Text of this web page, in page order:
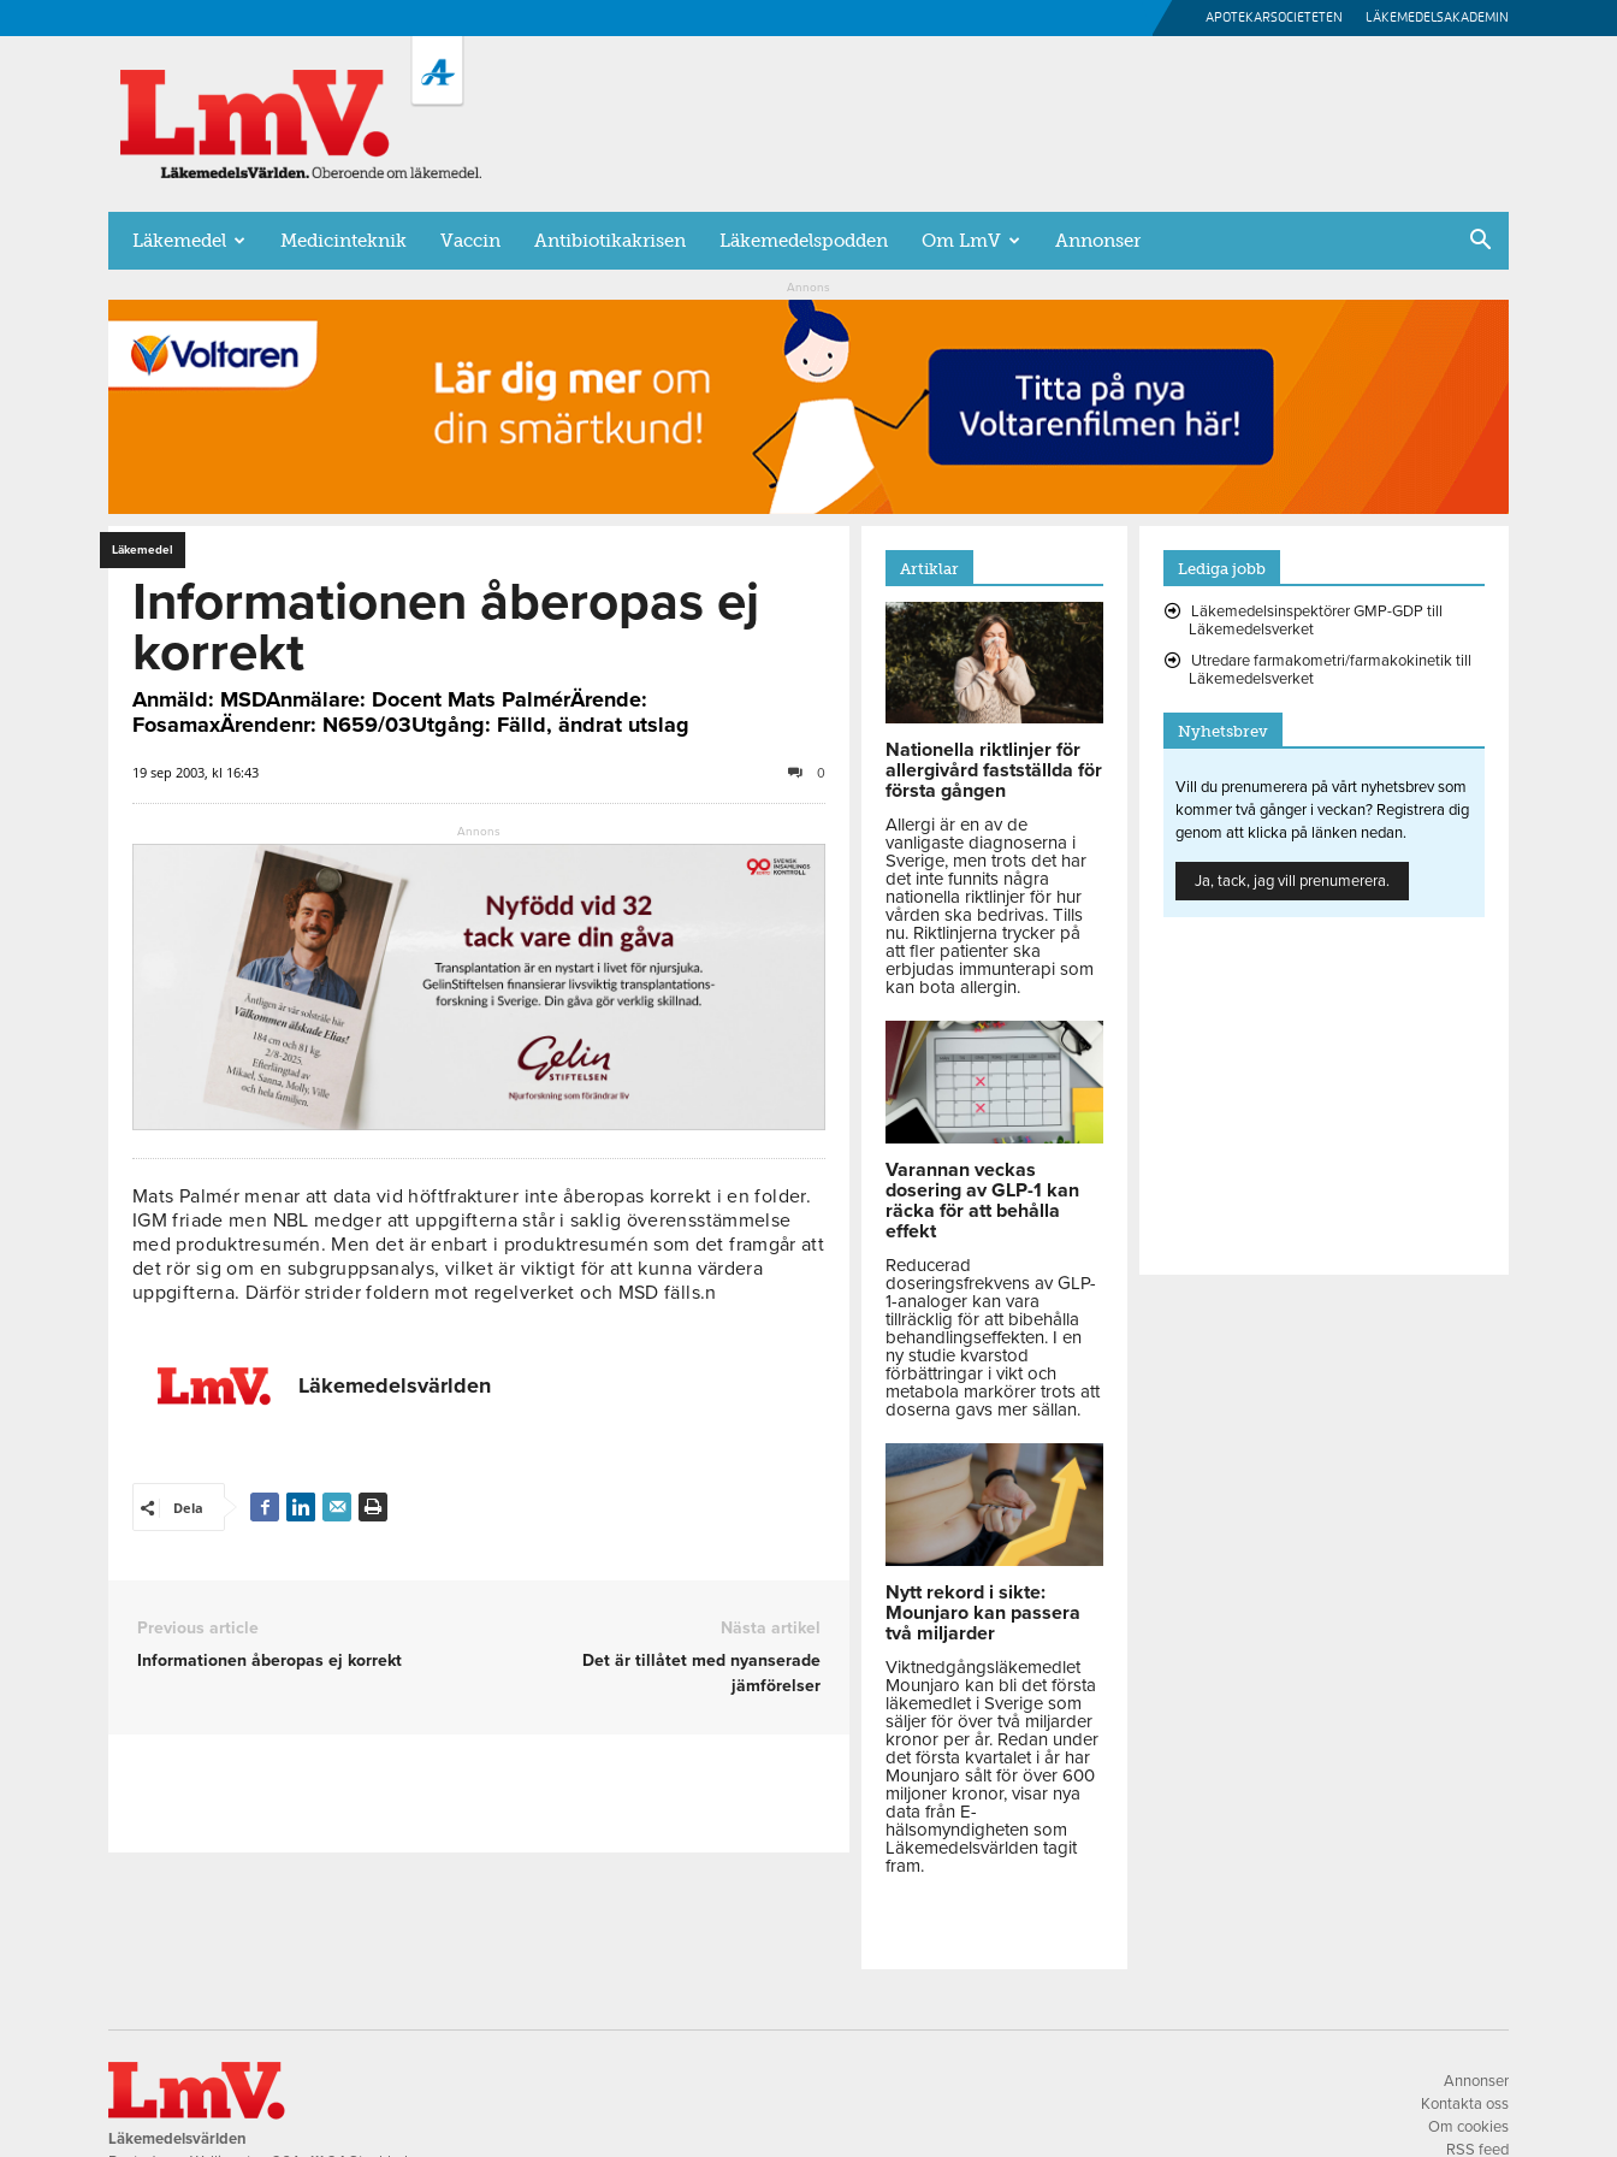
APOTEKARSOCIETETEN LÄKEMEDELSAKADEMIN
LäkemedelsVärlden
Läkemedel Medicinteknik Vaccin Antibiotikakrisen Läkemedelspodden Om LmV Annonser
Annons
Läkemedel
Informationen åberopas ej
korrekt
Anmäld: MSDAnmälare: Docent Mats PalmérÄrende:
FosamaxÄrendenr: N659/03Utgång: Fälld, ändrat utslag
19 sep 2003, kl 16:43 0
Annons
Mats Palmér menar att data vid höftfrakturer inte åberopas korrekt i en folder.
IGM friade men NBL medger att uppgifterna står i saklig överensstämmelse
med produktresumén. Men det är enbart i produktresumén som det framgår att
det rör sig om en subgruppsanalys, vilket är viktigt för att kunna värdera
uppgifterna. Därför strider foldern mot regelverket och MSD fälls.n
Läkemedelsvärlden
Dela
Previous article
Informationen åberopas ej korrekt
Nästa artikel
Det är tillåtet med nyanserade
jämförelser
Artiklar
Nationella riktlinjer för
allergivård fastställda för
första gången
Allergi är en av de
vanligaste diagnoserna i
Sverige, men trots det har
det inte funnits några
nationella riktlinjer för hur
vården ska bedrivas. Tills
nu. Riktlinjerna trycker på
att fler patienter ska
erbjudas immunterapi som
kan bota allergin.
Varannan veckas
dosering av GLP-1 kan
räcka för att behålla
effekt
Reducerad
doseringsfrekvens av GLP-
1-analoger kan vara
tillräcklig för att bibehålla
behandlingseffekten. I en
ny studie kvarstod
förbättringar i vikt och
metabola markörer trots att
doserna gavs mer sällan.
Nytt rekord i sikte:
Mounjaro kan passera
två miljarder
Viktnedgångsläkemedlet
Mounjaro kan bli det första
läkemedlet i Sverige som
säljer för över två miljarder
kronor per år. Redan under
det första kvartalet i år har
Mounjaro sålt för över 600
miljoner kronor, visar nya
data från E-
hälsomyndigheten som
Läkemedelsvärlden tagit
fram.
Lediga jobb
Läkemedelsinspektörer GMP-GDP till
Läkemedelsverket
Utredare farmakometri/farmakokinetik till
Läkemedelsverket
Nyhetsbrev
Vill du prenumerera på vårt nyhetsbrev som
kommer två gånger i veckan? Registrera dig
genom att klicka på länken nedan.
Ja, tack, jag vill prenumerera.
Läkemedelsvärlden
Annonser
Kontakta oss
Om cookies
RSS feed